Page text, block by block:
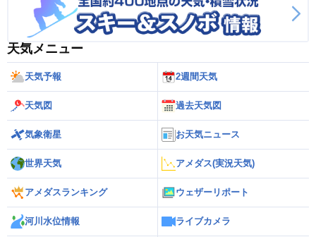
天気メニュー
天気予報 2週間天気
天気図 過去天気図
気象衛星 お天気ニュース
世界天気 アメダス(実況天気)
アメダスランキング ウェザーリポート
河川水位情報 ライブカメラ